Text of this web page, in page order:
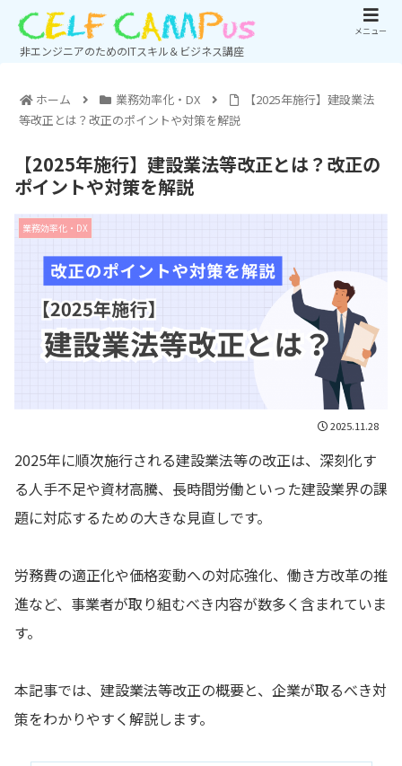
非エンジニアのためのITスキル＆ビジネス講座
ホーム 業務効率化・DX
【2025年施行】建設業法
等改正とは？改正のポイントや対策を解説
【2025年施行】建設業法等改正とは？改正の
ポイントや対策を解説
業務効率化・DX
2025.11.28
2025年に順次施行される建設業法等の改正は、深刻化す
る人手不足や資材高騰、長時間労働といった建設業界の課
題に対応するための大きな見直しです。
労務費の適正化や価格変動への対応強化、働き方改革の推
進など、事業者が取り組むべき内容が数多く含まれていま
す。
本記事では、建設業法等改正の概要と、企業が取るべき対
策をわかりやすく解説します。
メニュー